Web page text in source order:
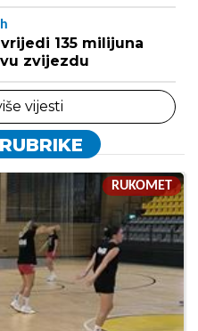
h
135 milijuna
zvijezdu
vijesti
RUKOMET